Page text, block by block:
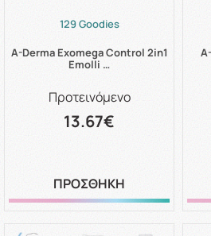
129 Goodies
A-Derma Exomega Control 2in1
Emolli …
Προτεινόμενο
13.67€
ΠΡΟΣΘΗΚΗ